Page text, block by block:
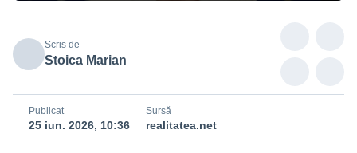
Scris de
Stoica Marian
Publicat
25 iun. 2026, 10:36
Sursă
realitatea.net